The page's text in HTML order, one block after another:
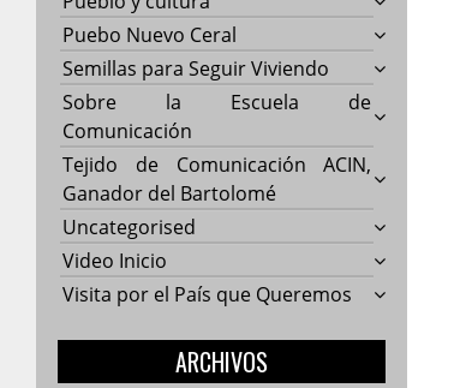
Puebo Nuevo Ceral
Semillas para Seguir Viviendo
Sobre la Escuela de
Comunicación
Tejido de Comunicación ACIN,
Ganador del Bartolomé
Uncategorised
Video Inicio
Visita por el País que Queremos
ARCHIVOS